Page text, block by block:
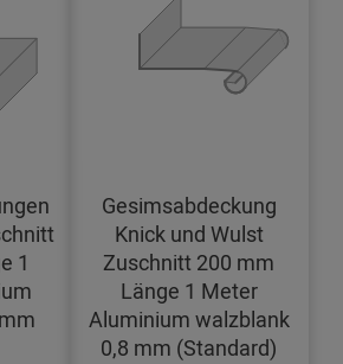
1
Gesimsabdeckung
Knick und Wulst
Zuschnitt 200 mm
Länge 1 Meter
Aluminium walzblank
0,8 mm (Standard)